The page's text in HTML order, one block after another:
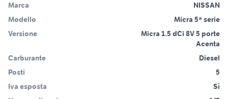
Marca
NISSAN
Modello
Micra 5ª serie
Versione
Micra 1.5 dCi 8V 5 porte
Acenta
Carburante
Diesel
Posti
5
Iva esposta
Sì